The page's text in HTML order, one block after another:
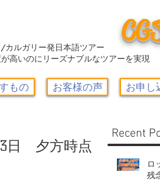
カルガリー発日本語ツアー
高いのにリーズナブルなツアーを実現
もの お客様の声 お申し
日 夕方時点
Recent
ロ
残